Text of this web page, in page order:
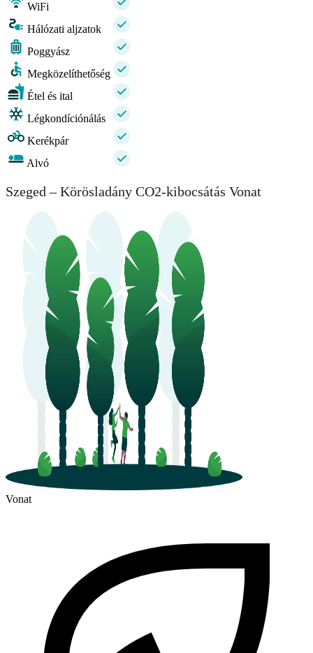
WiFi
Hálózati aljzatok
Poggyász
Megközelíthetőség
Étel és ital
Légkondíciónálás
Kerékpár
Alvó
Szeged – Körösladány CO2-kibocsátás Vonat
Vonat